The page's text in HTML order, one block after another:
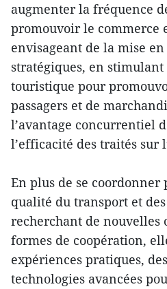
augmenter la fréquence
promouvoir le commerce
envisageant de la mise
stratégiques, en
touristique pour
passagers et de
l’avantage concurrentiel
l’efficacité des traités sur
En plus de se
qualité du transport et
recherchant de nouvelles
formes de coopération,
expériences pratiques,
technologies avancées